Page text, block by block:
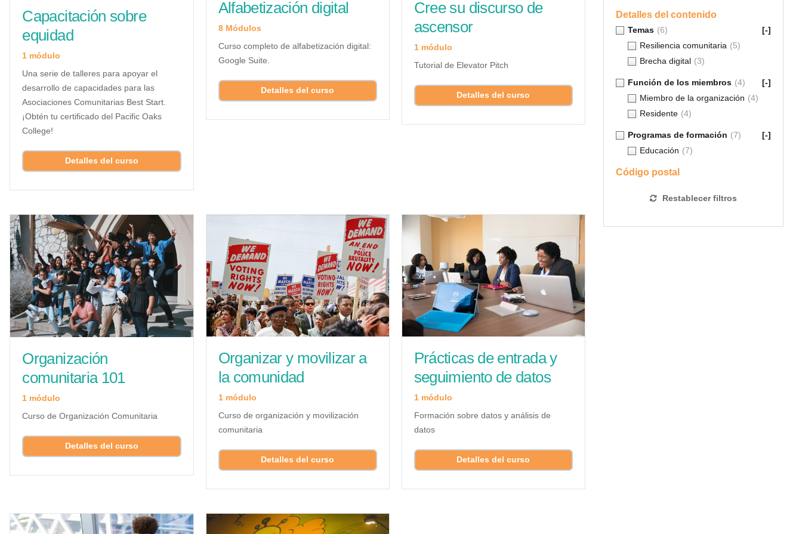
Capacitación sobre
equidad
1 módulo
Una serie de talleres para apoyar el
desarrollo de capacidades para las
Asociaciones Comunitarias Best Start.
¡Obtén tu certificado del Pacific Oaks
College!
Detalles del curso
Alfabetización digital
8 Módulos
Curso completo de alfabetización digital:
Google Suite.
Detalles del curso
Cree su discurso de
ascensor
1 módulo
Tutorial de Elevator Pitch
Detalles del curso
Organización
comunitaria 101
1 módulo
Curso de Organización Comunitaria
Detalles del curso
Organizar y movilizar a
la comunidad
1 módulo
Curso de organización y movilización
comunitaria
Detalles del curso
Prácticas de entrada y
seguimiento de datos
1 módulo
Formación sobre datos y análisis de
datos
Detalles del curso
Detalles del contenido
Temas (6)
[-]
Resiliencia comunitaria (5)
Brecha digital (3)
Función de los miembros (4)
[-]
Miembro de la organización (4)
Residente (4)
Programas de formación (7)
[-]
Educación (7)
Código postal
Restablecer filtros